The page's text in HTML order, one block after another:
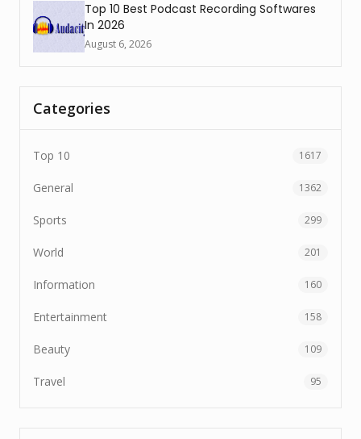
Top 10 Best Podcast Recording Softwares
In 2026
August 6, 2026
Categories
Top 10 1617
General 1362
Sports 299
World 201
Information 160
Entertainment 158
Beauty 109
Travel 95